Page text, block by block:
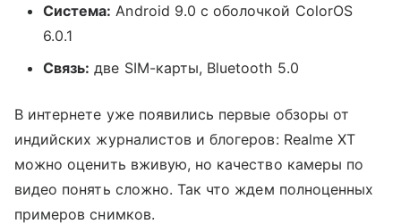
Система: Android 9.0 с оболочкой ColorOS
6.0.1
Связь: две SIM-карты, Bluetooth 5.0
В интернете уже появились первые обзоры от
индийских журналистов и блогеров: Realme XT
можно оценить вживую, но качество камеры по
видео понять сложно. Так что ждем полноценных
примеров снимков.